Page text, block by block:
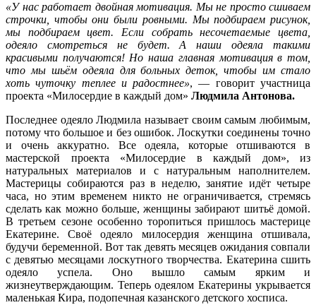
«У нас работает двойная мотивация. Мы не просто сшиваем
строчки, чтобы они были ровными. Мы подбираем рисунок,
мы подбираем цвет. Если собрать несочетаемые цвета,
одеяло смотреться не будет. А наши одеяла такими
красивыми получаются! Но наша главная мотивация в том,
что мы шьём одеяла для больных деток, чтобы им стало
хоть чуточку теплее и радостнее», — говорит участница
проекта «Милосердие в каждый дом» Людмила Антонова.
Последнее одеяло Людмила называет своим самым любимым,
потому что большое и без ошибок. Лоскутки соединены точно
и очень аккуратно. Все одеяла, которые отшиваются в
мастерской проекта «Милосердие в каждый дом», из
натуральных материалов и с натуральным наполнителем.
Мастерицы собираются раз в неделю, занятие идёт четыре
часа, но этим временем никто не ограничивается, стремясь
сделать как можно больше, женщины забирают шитьё домой.
В третьем сезоне особенно торопиться пришлось мастерице
Екатерине. Своё одеяло милосердия женщина отшивала,
будучи беременной. Вот так девять месяцев ожидания совпали
с девятью месяцами лоскутного творчества. Екатерина сшить
одеяло успела. Оно вышло самым ярким и
жизнеутверждающим. Теперь одеялом Екатерины укрывается
маленькая Кира, подопечная казанского детского хосписа.